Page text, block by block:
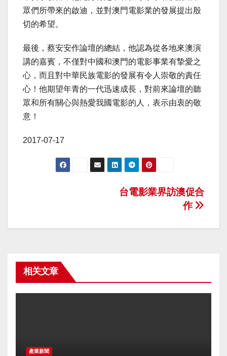
眾們所帶來的啟迪，並對澳門電影業的發展提出殷
切的希望。
最後，蔡安安作論壇的總結，他認為從各地來澳演
講的嘉賓，不僅對中國和澳門的電影事業有摯愛之
心，而且對中華民族電影的發展有令人崇敬的責任
心！他期望年青的一代迅速成長，對前來論壇的聽
眾和所有關心與熱愛我國電影的人，表示由衷的敬
意！
2017-07-17
航
台電影業界訪澳促合
作
相关文章
產業新聞